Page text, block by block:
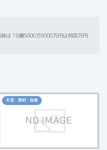
は？8億5000万5000万円は何百万円
お金・節約・投資